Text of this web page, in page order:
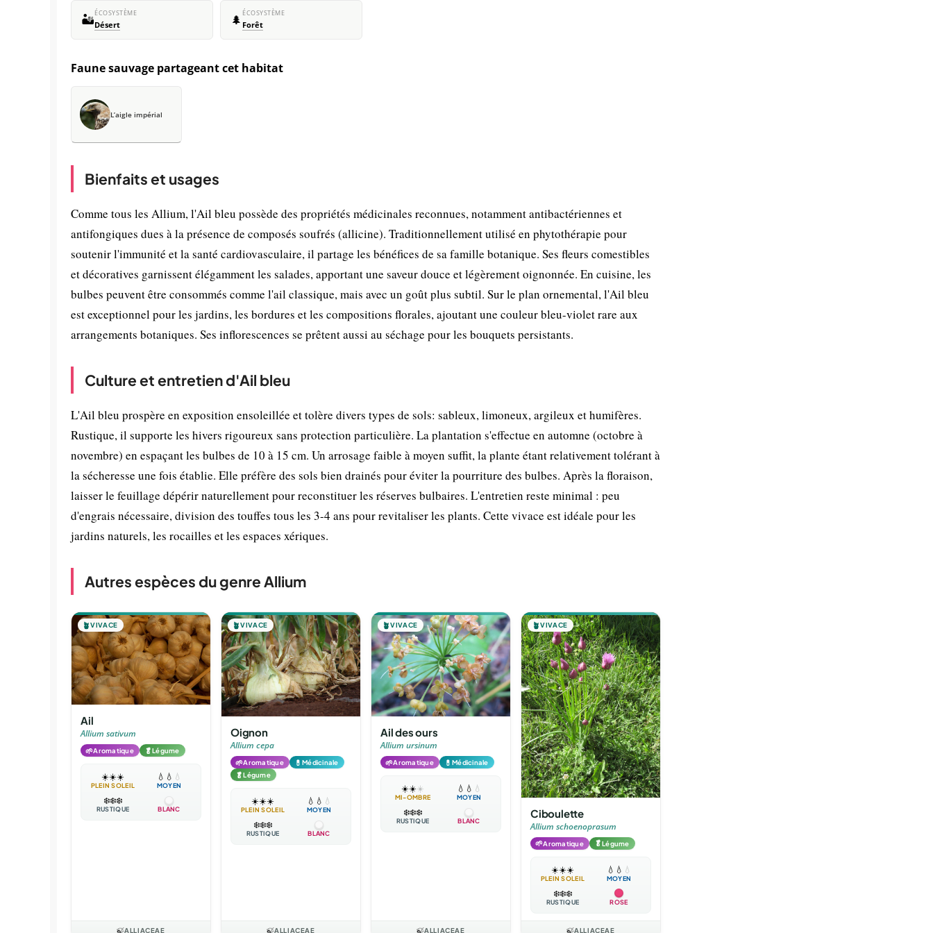
🏜️ÉCOSYSTÈME
Désert 🌲 ÉCOSYSTÈME
Forêt
Faune sauvage partageant cet habitat
L’aigle impérial
Bienfaits et usages
Comme tous les Allium, l'Ail bleu possède des propriétés médicinales reconnues, notamment antibactériennes et
antifongiques dues à la présence de composés soufrés (allicine). Traditionnellement utilisé en phytothérapie pour
soutenir l'immunité et la santé cardiovasculaire, il partage les bénéfices de sa famille botanique. Ses fleurs comestibles
et décoratives garnissent élégamment les salades, apportant une saveur douce et légèrement oignonnée. En cuisine, les
bulbes peuvent être consommés comme l'ail classique, mais avec un goût plus subtil. Sur le plan ornemental, l'Ail bleu
est exceptionnel pour les jardins, les bordures et les compositions florales, ajoutant une couleur bleu-violet rare aux
arrangements botaniques. Ses inflorescences se prêtent aussi au séchage pour les bouquets persistants.
Culture et entretien d'Ail bleu
L'Ail bleu prospère en exposition ensoleillée et tolère divers types de sols: sableux, limoneux, argileux et humifères.
Rustique, il supporte les hivers rigoureux sans protection particulière. La plantation s'effectue en automne (octobre à
novembre) en espaçant les bulbes de 10 à 15 cm. Un arrosage faible à moyen suffit, la plante étant relativement tolérant à
la sécheresse une fois établie. Elle préfère des sols bien drainés pour éviter la pourriture des bulbes. Après la floraison,
laisser le feuillage dépérir naturellement pour reconstituer les réserves bulbaires. L'entretien reste minimal : peu
d'engrais nécessaire, division des touffes tous les 3-4 ans pour revitaliser les plants. Cette vivace est idéale pour les
jardins naturels, les rocailles et les espaces xériques.
Autres espèces du genre Allium
🪴VIVACE
Ail
Allium sativum
🌱Aromatique 🥬Légume
☀️☀️☀️
PLEIN SOLEIL
💧 💧 💧
MOYEN
❄️❄️❄️
RUSTIQUE BLANC
🍃ALLIACEAE
🪴VIVACE
Oignon
Allium cepa
🌱Aromatique 💊 Médicinale
🥬Légume
☀️☀️☀️
PLEIN SOLEIL
💧 💧 💧
MOYEN
❄️❄️❄️
RUSTIQUE BLANC
🍃ALLIACEAE
🪴VIVACE
Ail des ours
Allium ursinum
🌱Aromatique 💊 Médicinale
☀️☀️☀️
MI-OMBRE
💧 💧 💧
MOYEN
❄️❄️❄️
RUSTIQUE BLANC
🍃ALLIACEAE
🪴VIVACE
Ciboulette
Allium schoenoprasum
🌱Aromatique 🥬Légume
☀️☀️☀️
PLEIN SOLEIL
💧 💧 💧
MOYEN
❄️❄️❄️
RUSTIQUE ROSE
🍃ALLIACEAE